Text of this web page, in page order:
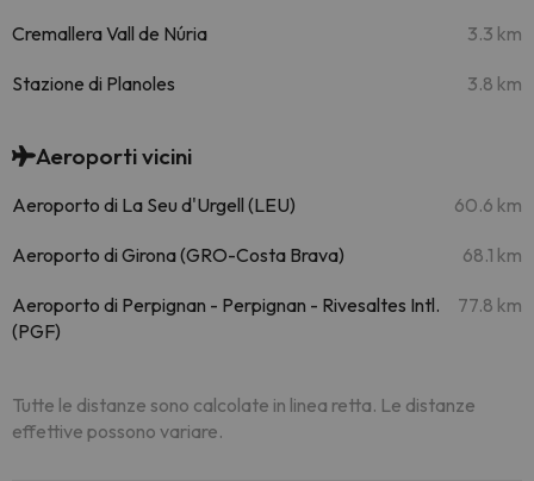
Cremallera Vall de Núria 3.3 km
Stazione di Planoles 3.8 km
Aeroporti vicini
Aeroporto di La Seu d'Urgell (LEU) 60.6 km
Aeroporto di Girona (GRO-Costa Brava) 68.1 km
Aeroporto di Perpignan - Perpignan - Rivesaltes Intl.
(PGF)
77.8 km
Tutte le distanze sono calcolate in linea retta. Le distanze
effettive possono variare.